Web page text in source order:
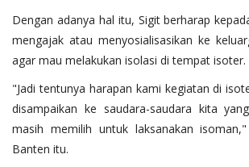
Dengan adanya hal itu, Sigit berharap
mengajak atau menyosialisasikan ke
agar mau melakukan isolasi di tempat isoter.
"Jadi tentunya harapan kami kegiatan di
disampaikan ke saudara-saudara kita
masih memilih untuk laksanakan
Banten itu.